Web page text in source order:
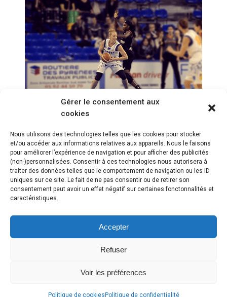
Gérer le consentement aux
cookies
Nous utilisons des technologies telles que les cookies pour stocker
et/ou accéder aux informations relatives aux appareils. Nous le faisons
pour améliorer l’expérience de navigation et pour afficher des publicités
(non-)personnalisées. Consentir à ces technologies nous autorisera à
traiter des données telles que le comportement de navigation ou les ID
uniques sur ce site. Le fait de ne pas consentir ou de retirer son
consentement peut avoir un effet négatif sur certaines fonctonnalités et
caractéristiques.
Accepter
Refuser
Voir les préférences
Politique de cookies Politique de confidentialité
fatigue contre Nice !
Copyright © 2018 Webasket |
Contact